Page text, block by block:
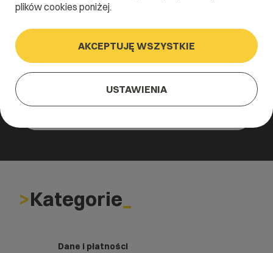
Szukałeś czegoś innego?
Kategorie
Dane i płatności
plików cookies poniżej.
AKCEPTUJĘ WSZYSTKIE
USTAWIENIA